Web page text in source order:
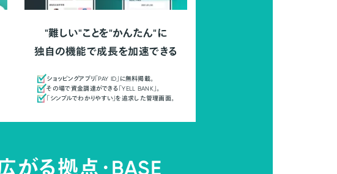
"難しい"ことを"かんたん"に
独自の機能で成長を加速できる
ショッピングアプリ「PAY ID」に無料掲載。
その場で資金調達ができる「YELL BANK」。
「シンプルでわかりやすい」を追求した管理画面。
がる拠点・BASE